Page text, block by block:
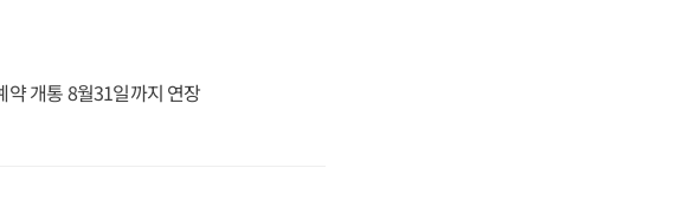
약 개통 8월31일까지 연장